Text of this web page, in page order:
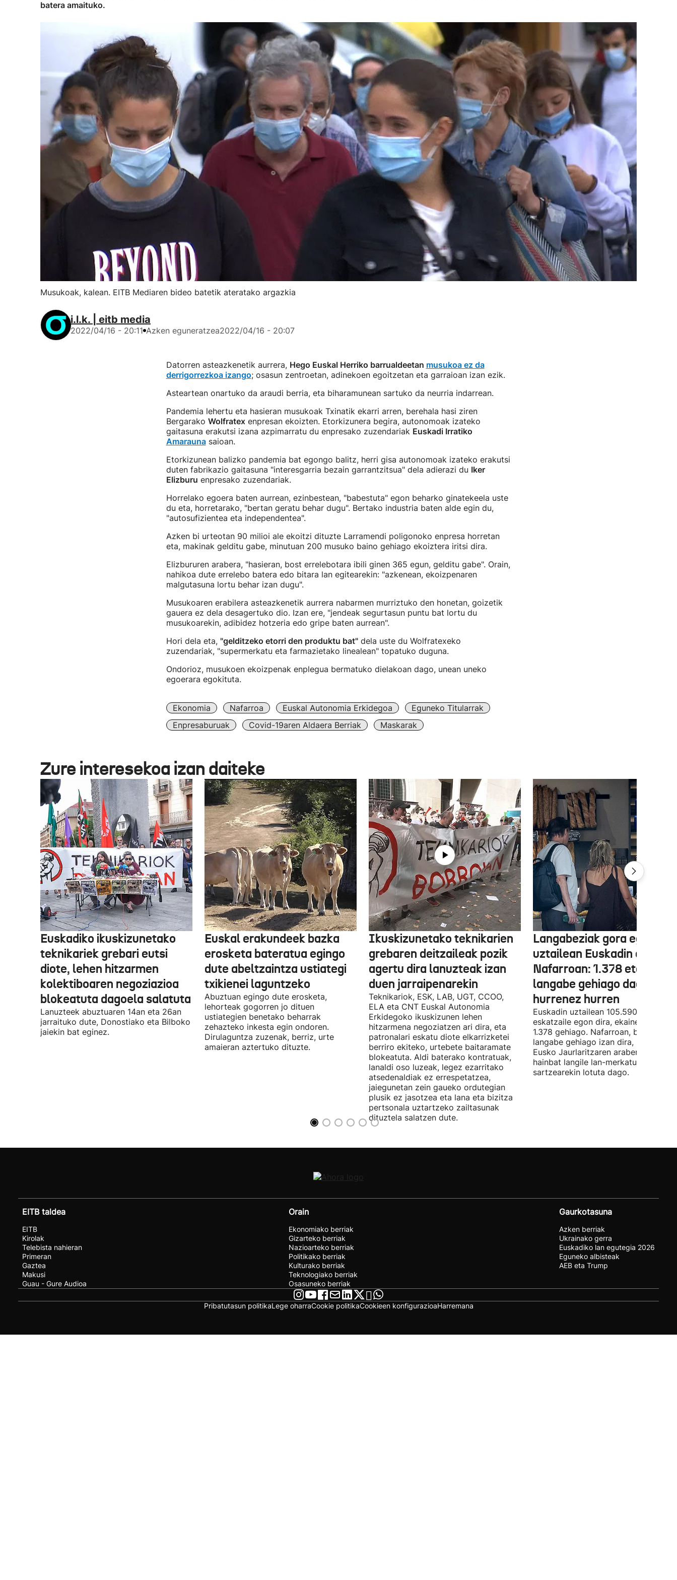
batera amaituko.
Musukoak, kalean. EITB Mediaren bideo batetik ateratako argazkia
i.l.k. | eitb media
2022/04/16 - 20:11 Azken eguneratzea2022/04/16 - 20:07
Datorren asteazkenetik aurrera, Hego Euskal Herriko barrualdeetan musukoa ez da
derrigorrezkoa izango; osasun zentroetan, adinekoen egoitzetan eta garraioan izan ezik.
Asteartean onartuko da araudi berria, eta biharamunean sartuko da neurria indarrean.
Pandemia lehertu eta hasieran musukoak Txinatik ekarri arren, berehala hasi ziren
Bergarako Wolfratexenpresan ekoizten. Etorkizunera begira, autonomoak izateko
gaitasuna erakutsi izana azpimarratu du enpresako zuzendariak Euskadi Irratiko
Amaraunasaioan.
Etorkizunean balizko pandemia bat egongo balitz, herri gisa autonomoak izateko erakutsi
duten fabrikazio gaitasuna "interesgarria bezain garrantzitsua" dela adierazi du Iker
Elizburu enpresako zuzendariak.
Horrelako egoera baten aurrean, ezinbestean, "babestuta" egon beharko ginatekeela uste
du eta, horretarako, "bertan geratu behar dugu". Bertako industria baten alde egin du,
"autosufizientea eta independentea".
Azken bi urteotan 90 milioi ale ekoitzi dituzte Larramendi poligonoko enpresa horretan
eta, makinak gelditu gabe, minutuan 200 musuko baino gehiago ekoiztera iritsi dira.
Elizbururen arabera, "hasieran, bost errelebotara ibili ginen 365 egun, gelditu gabe". Orain,
nahikoa dute errelebo batera edo bitara lan egitearekin: "azkenean, ekoizpenaren
malgutasuna lortu behar izan dugu".
Musukoaren erabilera asteazkenetik aurrera nabarmen murriztuko den honetan, goizetik
gauera ez dela desagertuko dio. Izan ere, "jendeak segurtasun puntu bat lortu du
musukoarekin, adibidez hotzeria edo gripe baten aurrean".
Hori dela eta, "gelditzeko etorri den produktu bat"dela uste du Wolfratexeko
zuzendariak, "supermerkatu eta farmazietako linealean" topatuko duguna.
Ondorioz, musukoen ekoizpenak enplegua bermatuko dielakoan dago, unean uneko
egoerara egokituta.
Ekonomia Nafarroa Euskal Autonomia Erkidegoa
Eguneko Titularrak
Enpresaburuak
Covid-19aren Aldaera Berriak Maskarak
Zure interesekoa izan daiteke
Euskadiko ikuskizunetako
teknikariek grebari eutsi
diote, lehen hitzarmen
kolektiboaren negoziazioa
blokeatuta dagoela salatuta
Lanuzteek abuztuaren 14an eta 26an
jarraituko dute, Donostiako eta Bilboko
jaiekin bat eginez.
Euskal erakundeek bazka
erosketa bateratua egingo
dute abeltzaintza ustiategi
txikienei laguntzeko
Abuztuan egingo dute erosketa,
lehorteak gogorren jo dituen
ustiategien benetako beharrak
zehazteko inkesta egin ondoren.
Dirulaguntza zuzenak, berriz, urte
amaieran aztertuko dituzte.
Ikuskizunetako teknikarien
grebaren deitzaileak pozik
agertu dira lanuzteak izan
duen jarraipenarekin
Teknikariok, ESK, LAB, UGT, CCOO,
ELA eta CNT Euskal Autonomia
Erkidegoko ikuskizunen lehen
hitzarmena negoziatzen ari dira, eta
patronalari eskatu diote elkarrizketei
berriro ekiteko, urtebete baitaramate
blokeatuta. Aldi baterako kontratuak,
lanaldi oso luzeak, legez ezarritako
atsedenaldiak ez errespetatzea,
jaiegunetan zein gaueko ordutegian
plusik ez jasotzea eta lana eta bizitza
pertsonala uztartzeko zailtasunak
dituztela salatzen dute.
Langabeziak gora egin du
uztailean Euskadin eta
Nafarroan: 1.378 eta 534
langabe gehiago dago,
hurrenez hurren
Euskadin uztailean 105.590 enplegu-
eskatzaile egon dira, ekainean baino
1.378 gehiago. Nafarroan, berriz, 534
langabe gehiago izan dira, 28.843.
Eusko Jaurlaritzaren arabera, datu
hainbat langile lan-merkatuan
sartzearekin lotuta dago.
EITB taldea
EITB
Kirolak
Telebista nahieran
Primeran
Gaztea
Makusi
Guau - Gure Audioa
Orain
Ekonomiako berriak
Gizarteko berriak
Nazioarteko berriak
Politikako berriak
Kulturako berriak
Teknologiako berriak
Osasuneko berriak
Gaurkotasuna
Azken berriak
Ukrainako gerra
Euskadiko lan egutegia 2026
Eguneko albisteak
AEB eta Trump
Pribatutasun politikaLege oharraCookie politikaCookieen konfigurazioaHarremana